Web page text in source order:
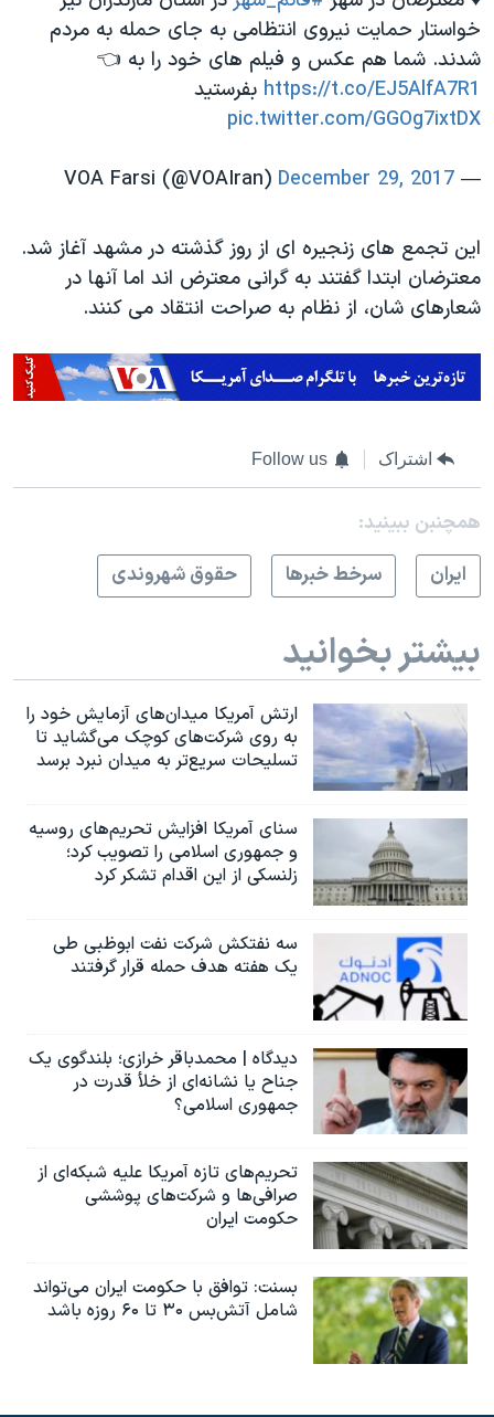
خواستار حمایت نیروی انتظامی به جای حمله به مردم
شدند. شما هم عکس و فیلم های خود را به 👈
https://t.co/EJ5AlfA7R1 بفرستید
pic.twitter.com/GGOg7ixtDX
— VOA Farsi (@VOAIran)
December 29, 2017
این تجمع های زنجیره ای از روز گذشته در مشهد آغاز شد.
معترضان ابتدا گفتند به گرانی معترض اند اما آنها در
شعارهای شان، از نظام به صراحت انتقاد می کنند.
اشتراک Follow us
همچنبن ببینید:
ايران
سرخط خبرها حقوق شهروندی
بیشتر بخوانید
ارتش آمریکا میدان‌های آزمایش خود را
به روی شرکت‌های کوچک می‌گشاید تا
تسلیحات سریع‌تر به میدان نبرد برسد
سنای آمریکا افزایش تحریم‌های روسیه
و جمهوری اسلامی را تصویب کرد؛
زلنسکی از این اقدام تشکر کرد
سه نفتکش شرکت نفت ابوظبی طی
یک هفته هدف حمله قرار گرفتند
دیدگاه | محمدباقر خرازی؛ بلندگوی یک
جناح یا نشانه‌ای از خلأ قدرت در
جمهوری اسلامی؟
تحریم‌های تازه آمریکا علیه شبکه‌ای از
صرافی‌ها و شرکت‌های پوششی
حکومت ایران
بسنت: توافق با حکومت ایران می‌تواند
شامل آتش‌بس ۳۰ تا ۶۰ روزه باشد